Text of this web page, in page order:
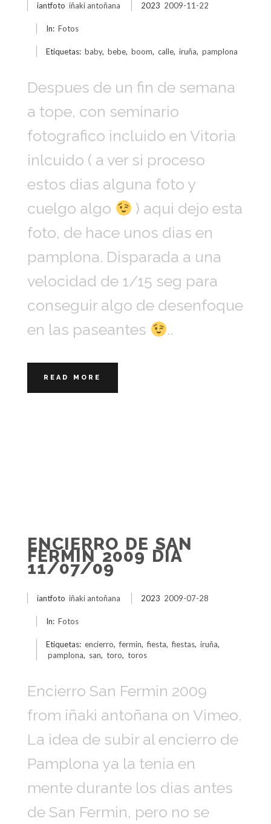
iantfoto iñaki antoñana 2023 2009-11-22
In: Fotos
Etiquetas: baby, bebe, boom, calle, iruña, pamplona
Despues de un fin de semana
a tope, con seminario
fotografico incluido en Vitoria
inlcuido ( a ver si proceso
estos dias alguna foto y
cuelgo algo
) aqui dejo esta
foto, de hace unos dias en
pamplona. Disparada a una
velocidad de 1/15 seg para
conseguir algo de desenfoque
en las paseantes
..
READ MORE
ENCIERRO DE SAN
FERMIN 2009 DIA
11/07/09
iantfoto iñaki antoñana 2023 2009-07-28
In: Fotos
Etiquetas: encierro, fermin, fiesta, fiestas, iruña,
pamplona, san, toro, toros
Encierro San Fermin 2009
from iñaki antoñana on Vimeo.
La idea de subir al encierro de
Pamplona ya la tenia en
mente durante los dias antes
de San Fermin, pero no se